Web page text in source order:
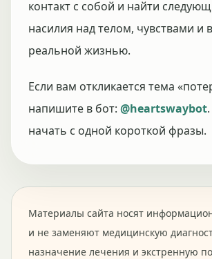
контакт с собой и найти
насилия над телом, чувствами и
реальной жизнью.
Если вам откликается тема
напишите в бот: @heartswaybot
начать с одной короткой фразы.
Материалы сайта носят
и не заменяют медицинскую
назначение лечения и экстренную